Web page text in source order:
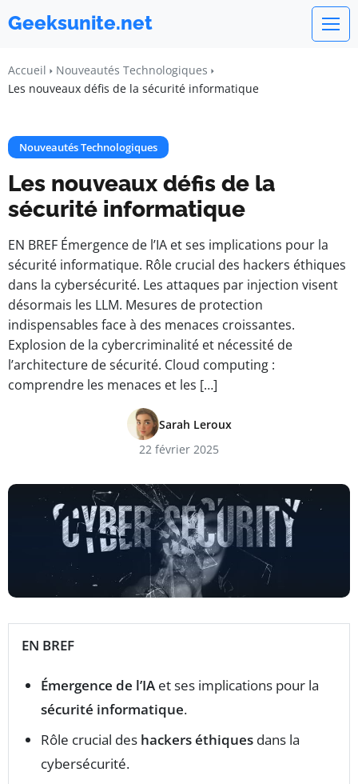
Geeksunite.net
Accueil
Nouveautés Technologiques
Les nouveaux défis de la sécurité informatique
Nouveautés Technologiques
Les nouveaux défis de la
sécurité informatique
EN BREF Émergence de l’IA et ses implications pour la
sécurité informatique. Rôle crucial des hackers éthiques
dans la cybersécurité. Les attaques par injection visent
désormais les LLM. Mesures de protection
indispensables face à des menaces croissantes.
Explosion de la cybercriminalité et nécessité de
l’architecture de sécurité. Cloud computing :
comprendre les menaces et les […]
Sarah Leroux
22 février 2025
EN BREF
Émergence de l’IA et ses implications pour la
sécurité informatique.
Rôle crucial des hackers éthiques dans la
cybersécurité.